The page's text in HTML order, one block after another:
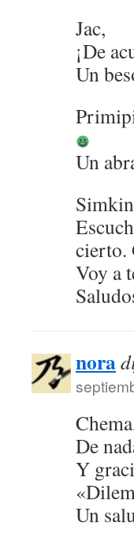
Jac,
¡De
Un
Un
cierto.
Voy a
nora
De
Y
Un